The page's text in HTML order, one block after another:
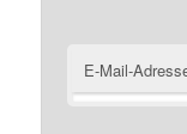
E-Mail-